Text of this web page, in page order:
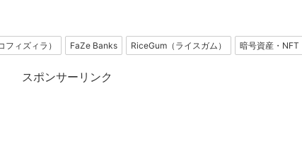
ィズィラ） FaZe Banks RiceGum（ライスガム） 暗号資産・NFT
スポンサーリンク